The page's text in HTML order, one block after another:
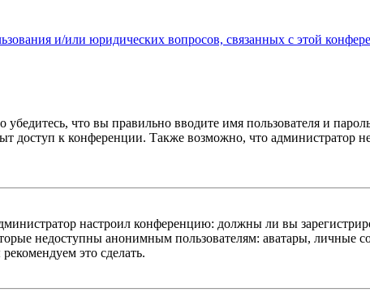
и/или юридических вопросов, связанных с этой
что вы правильно вводите имя пользователя и
доступ к конференции. Также возможно, что администратор
настроил конференцию: должны ли вы
недоступны анонимным пользователям: аватары, личные
это сделать.